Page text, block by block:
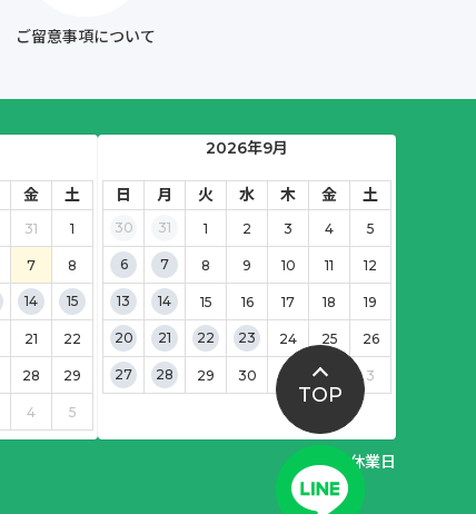
ご留意事項について
金 土
31 1
7 8
14 15
21 22
28 29
4 5
2026年9月
日 月 火 水 木 金 土
30 31 1 2 3 4 5
6 7 8 9 10 11 12
13 14 15 16 17 18 19
20 21 22 23 24 25 26
27 28 29 30 2 3
休業日
TOP